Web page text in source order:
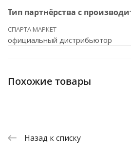
Тип партнёрства с
СПАРТА МАРКЕТ
официальный дистрибьютор
Похожие товары
Назад к списку